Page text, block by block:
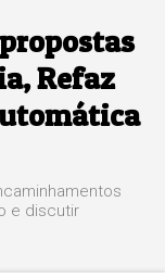
Refaz
e discutir